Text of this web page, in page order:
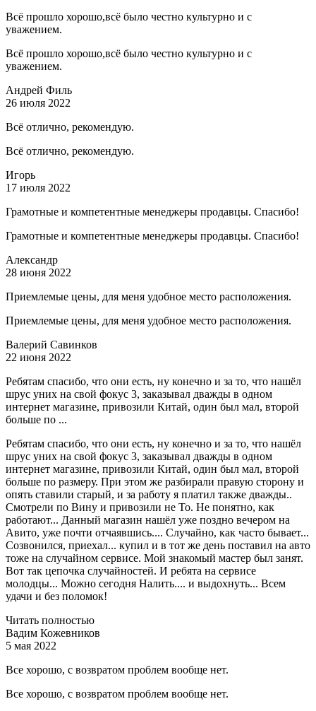
Всё прошло хорошо,всё было честно культурно и с
уважением.
Всё прошло хорошо,всё было честно культурно и с
уважением.
Андрей Филь
26 июля 2022
Всё отлично, рекомендую.
Всё отлично, рекомендую.
Игорь
17 июля 2022
Грамотные и компетентные менеджеры продавцы. Спасибо!
Грамотные и компетентные менеджеры продавцы. Спасибо!
Александр
28 июня 2022
Приемлемые цены, для меня удобное место расположения.
Приемлемые цены, для меня удобное место расположения.
Валерий Савинков
22 июня 2022
Ребятам спасибо, что они есть, ну конечно и за то, что нашёл
шрус уних на свой фокус 3, заказывал дважды в одном
интернет магазине, привозили Китай, один был мал, второй
больше по ...
Ребятам спасибо, что они есть, ну конечно и за то, что нашёл
шрус уних на свой фокус 3, заказывал дважды в одном
интернет магазине, привозили Китай, один был мал, второй
больше по размеру. При этом же разбирали правую сторону и
опять ставили старый, и за работу я платил также дважды..
Смотрели по Вину и привозили не То. Не понятно, как
работают... Данный магазин нашёл уже поздно вечером на
Авито, уже почти отчаявшись.... Случайно, как часто бывает...
Созвонился, приехал... купил и в тот же день поставил на авто
тоже на случайном сервисе. Мой знакомый мастер был занят.
Вот так цепочка случайностей. И ребята на сервисе
молодцы... Можно сегодня Налить.... и выдохнуть... Всем
удачи и без поломок!
Читать полностью
Вадим Кожевников
5 мая 2022
Все хорошо, с возвратом проблем вообще нет.
Все хорошо, с возвратом проблем вообще нет.